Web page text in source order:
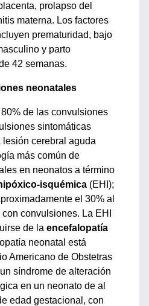
prolapso del
materna. Los factores
prematuridad, bajo
y parto
42 semanas.
neonatales
de las convulsiones
sintomáticas
cerebral aguda
más común de
en neonatos a término
isquémica (EHI);
el 30% al
convulsiones. La EHI
de la encefalopatía
neonatal está
Americano de Obstetras
síndrome de alteración
en un neonato de al
edad gestacional, con